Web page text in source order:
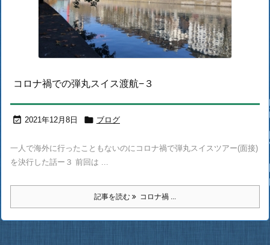
コロナ禍での弾丸スイス渡航−３
 2021年12月8日  ブログ
一人で海外に行ったこともないのにコロナ禍で弾丸スイスツアー(面接)
を決行した話ー３ 前回は ...
記事を読む コロナ禍 ...